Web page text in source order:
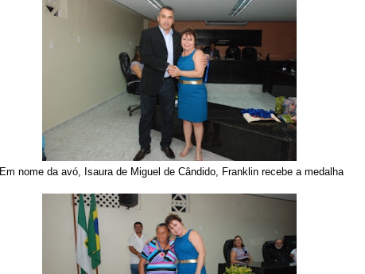
Em nome da avó, Isaura de Miguel de Cândido, Franklin recebe a medalha